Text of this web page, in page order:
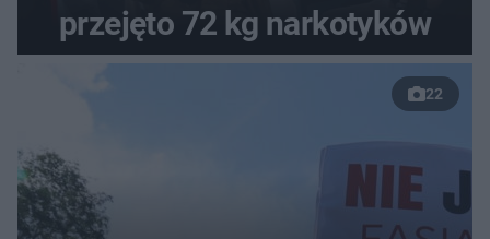
przejęto 72 kg narkotyków
22